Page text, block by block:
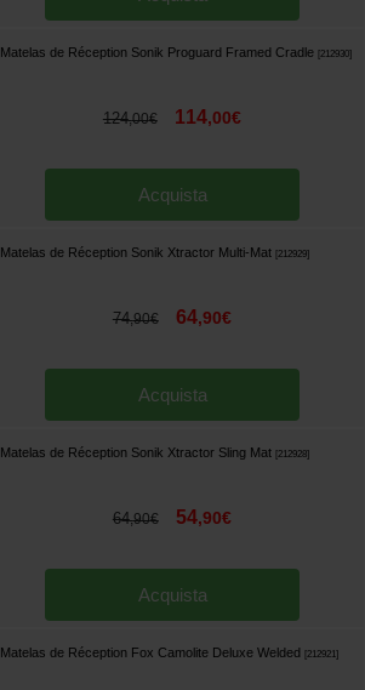
Matelas de Réception Sonik Proguard Framed Cradle [212930]
124,00€ 114,00€
Acquista
Matelas de Réception Sonik Xtractor Multi-Mat [212929]
74,90€ 64,90€
Acquista
Matelas de Réception Sonik Xtractor Sling Mat [212928]
64,90€ 54,90€
Acquista
Matelas de Réception Fox Camolite Deluxe Welded [212921]